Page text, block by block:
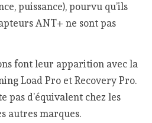
puissance), pourvu qu’ils
ANT+ ne sont pas
font leur apparition avec la
Load Pro et Recovery Pro.
pas d’équivalent chez les
autres marques.